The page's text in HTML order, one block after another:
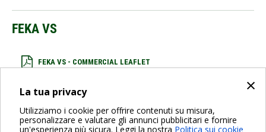
×
La tua privacy
Utilizziamo i cookie per offrire contenuti su misura,
personalizzare e valutare gli annunci pubblicitari e fornire
un'esperienza più sicura. Leggi la nostra Politica sui cookie
FEKA VS
FEKA VS - COMMERCIAL LEAFLET
DELS